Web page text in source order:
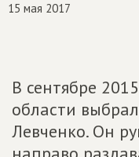
15 мая 2017
В сентябре
области
Левченко. Он